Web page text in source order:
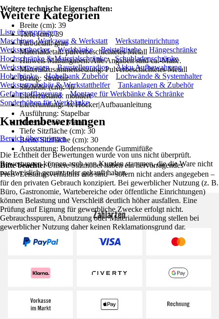
Weitere technische Eigenschaften:
Breite (cm): 39
Tiefe (cm): 39
Farbdetail: grau
Materialdetail: pulverbeschichtetes Metall
Hinweis Maßangaben: Alle Angaben sind ca.-Maße.
Materialzusammensetzung: Pulverbeschichtetes Metall
Bezug: Struktur
Sitzhöhe (cm): 46
Lieferzustand: montiert
Lieferumfang: 4x Hocker|Aufbauanleitung
Ausführung: Stapelbar
Material Füße: Metall
Tiefe Sitzfläche (cm): 30
Breite Sitzfläche (cm): 30
Ausstattung: Bodenschonende Gummifüße
Bitte beachte:Unsere Sitzmöbel haben ein hervorragendes
Preis-/Leistungsverhältnis und sind – sofern nicht anders angegeben –
für den privaten Gebrauch konzipiert. Bei gewerblicher Nutzung (z. B.
Büro, Gastronomie, Wartebereiche oder öffentliche Einrichtungen)
können Belastung und Verschleiß deutlich höher ausfallen. Eine
Prüfung auf Eignung für gewerbliche Zwecke erfolgt nicht.
Gebrauchsspuren, Abnutzung oder Materialermüdung stellen bei
gewerblicher Nutzung daher keinen Reklamationsgrund dar.
Weitere Kategorien
Liste überspringen
Maschinen, Werkzeug & Werkstatt
Werkstatteinrichtung
Werkstatthocker
Werkbänke Beistelltische
Hängeschränke
Hochschränke & Materialschränke
Schubladenschränke
Werkstattwagen
Baustellenradios
Akku Aufbewahrung
Hobelbänke
Hobelbank Zubehör
Lochwände & Systemhalter
Werkstattzubehör & Werkstatthelfer
Tankanlagen & Zubehör
Gefahrstofflagerung
Montage für Werkbänke & Schränke
Sonderhöhen für Werkbänke
Kundenbewertungen
Bereich überspringen
Die Echtheit der Bewertungen wurde von uns nicht überprüft.
Bewertungen können auch von Kunden stammen, die die Ware nicht
nachweislich genutzt oder gekauft haben.
Zahlarten